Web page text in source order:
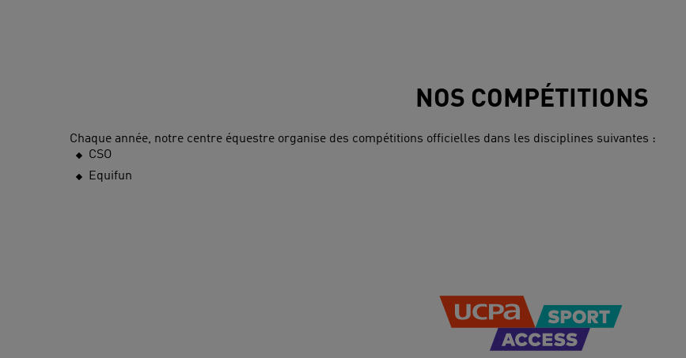
NOS COMPÉTITIONS
Chaque année, notre centre équestre organise des compétitions officielles dans les disciplines suivantes :
CSO
Equifun